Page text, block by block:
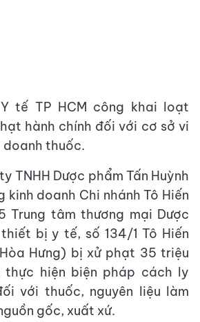
tế TP HCM công khai loạt
hành chính đối với cơ sở vi
doanh thuốc.
TNHH Dược phẩm Tấn Huỳnh
kinh doanh Chi nhánh Tô Hiến
Trung tâm thương mại Dược
bị y tế, số 134/1 Tô Hiến
Hưng) bị xử phạt 35 triệu
thực hiện biện pháp cách ly
với thuốc, nguyên liệu làm
gốc, xuất xứ.